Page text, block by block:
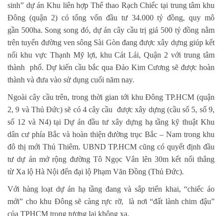
sinh” dự án Khu liên hợp Thể thao Rạch Chiếc tại trung tâm khu
Đông (quận 2) có tổng vốn đầu tư 34.000 tỷ đồng, quy mô
gần 500ha. Song song đó, dự án cây cầu trị giá 500 tỷ đồng nằm
trên tuyến đường ven sông Sài Gòn đang được xây dựng giúp kết
nối khu vực Thạnh Mỹ lợi, khu Cát Lái, Quận 2 với trung tâm
thành
phố. Dự kiến cầu bắc qua Đảo Kim Cương sẽ được hoàn
thành và đưa vào sử dụng cuối năm nay.
Ngoài cây cầu trên, trong thời gian tới khu Đông TP.HCM (quận
2, 9 và Thủ Đức) sẽ có 4 cây cầu được xây dựng (cầu số 5, số 9,
số 12 và N4) tại Dự án đầu tư xây dựng hạ tầng kỹ thuật Khu
dân cư phía Bắc và hoàn thiện đường trục Bắc – Nam trong khu
đô thị mới Thủ Thiêm. UBNDTP.HCM cũng có quyết định đầu
tư dự án mở rộng đường Tô Ngọc Vân lên 30m kết nối thẳng
từ Xa lộ Hà Nội đến đại lộ Phạm Văn Đồng (Thủ Đức).
Với hàng loạt dự án hạ tầng đang và sắp triển khai, “chiếc áo
mới” cho khu Đông sẽ càng rực rỡ,
là nơi “đất lành chim đậu”
của TPHCM trong tương lai không xa.